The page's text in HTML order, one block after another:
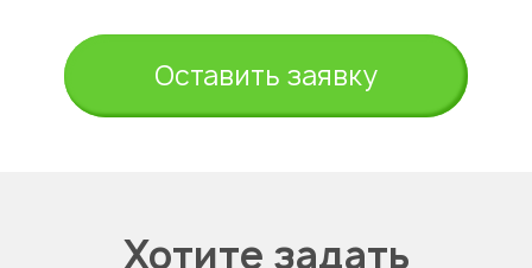
Оставить заявку
Хотите задать